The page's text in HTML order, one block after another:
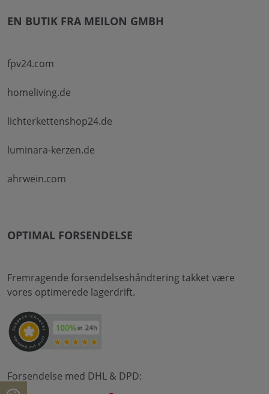
EN BUTIK FRA MEILON GMBH
fpv24.com
homeliving.de
lichterkettenshop24.de
luminara-kerzen.de
ahrwein.com
OPTIMAL FORSENDELSE
Fremragende forsendelseshåndtering takket være
vores optimerede lagerdrift.
Forsendelse med DHL & DPD: